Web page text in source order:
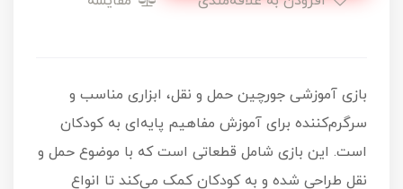
بازی آموزشی جورچین حمل و نقل، ابزاری مناسب و
سرگرم‌کننده برای آموزش مفاهیم پایه‌ای به کودکان
است. این بازی شامل قطعاتی است که با موضوع حمل و
نقل طراحی شده و به کودکان کمک می‌کند تا انواع